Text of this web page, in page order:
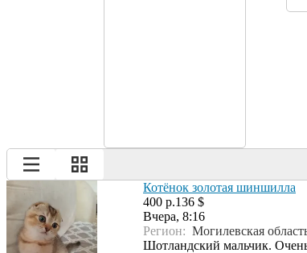
Котёнок золотая шиншилла
400 р.136 $
Вчера, 8:16
Регион: Могилевская
Шотландский мальчик.